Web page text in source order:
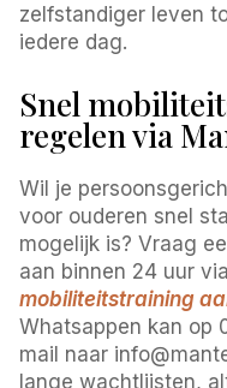
zelfstandiger leven
iedere dag.
Snel
regelen via
Wil je
voor ouderen snel
mogelijk is? Vraag
aan binnen 24 uur
mobiliteitstraining
Whatsappen kan op
mail naar
lange wachtlijsten,